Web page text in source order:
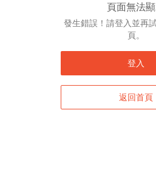
頁面無法
發生錯誤！請登入並再
頁。
登入
返回首頁